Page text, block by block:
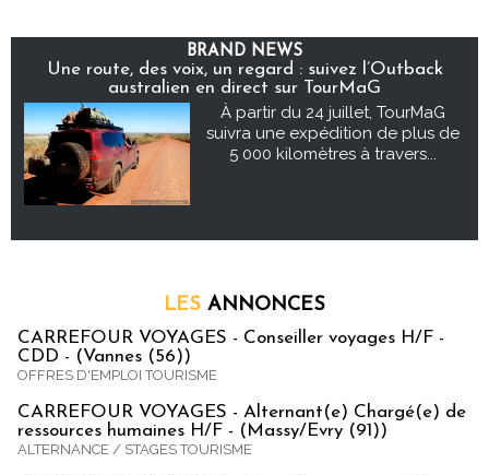
BRAND NEWS
Une route, des voix, un regard : suivez l’Outback
australien en direct sur TourMaG
À partir du 24 juillet, TourMaG
suivra une expédition de plus de
5 000 kilomètres à travers...
LES ANNONCES
CARREFOUR VOYAGES - Conseiller voyages H/F -
CDD - (Vannes (56))
OFFRES D'EMPLOI TOURISME
CARREFOUR VOYAGES - Alternant(e) Chargé(e) de
ressources humaines H/F - (Massy/Evry (91))
ALTERNANCE / STAGES TOURISME